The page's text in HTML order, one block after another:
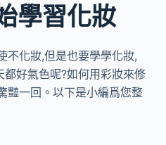
學習化妝
不化妝,但是也要學學化妝,
好氣色呢?如何用彩妝來修
豔一回。以下是小編爲您整